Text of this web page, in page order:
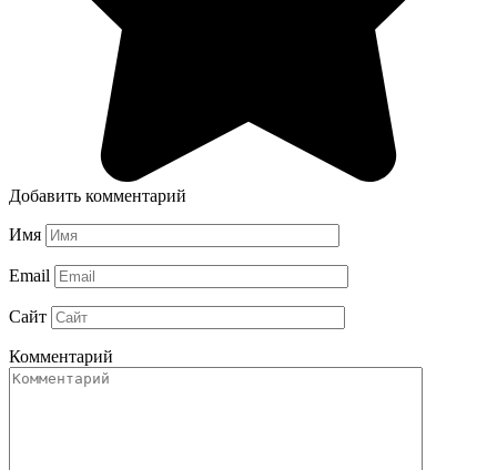
Добавить комментарий
Имя
Email
Сайт
Комментарий